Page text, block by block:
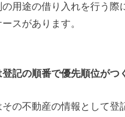
の用途の借り入れを行う
スがあります。
記の順番で優先順位がつ
の不動産の情報として登